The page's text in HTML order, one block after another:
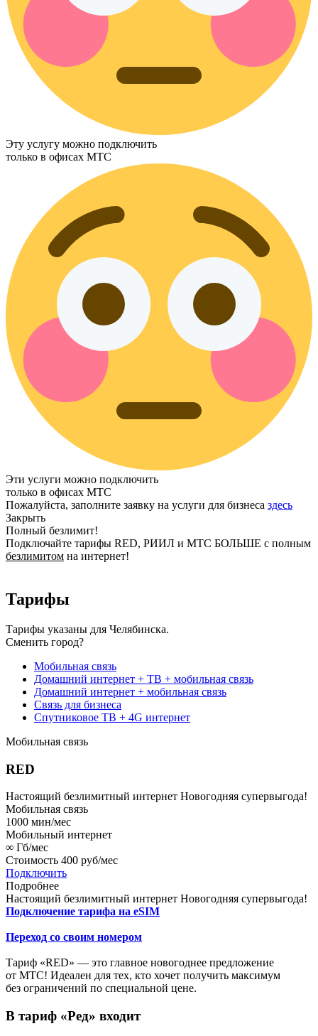
Эту услугу можно подключить
только в офисах МТС
Эти услуги можно подключить
только в офисах МТС
Пожалуйста, заполните заявку на услуги для бизнеса здесь
Закрыть
Полный безлимит!
Подключайте тарифы RED, РИИЛ и МТС БОЛЬШЕ с полным
безлимитом на интернет!
Тарифы
Тарифы указаны для Челябинска.
Сменить город?
Мобильная связь
Домашний интернет + ТВ + мобильная связь
Домашний интернет + мобильная связь
Связь для бизнеса
Спутниковое ТВ + 4G интернет
Мобильная связь
RED
Настоящий безлимитный интернет Новогодняя супервыгода!
Мобильная связь
1000 мин/мес
Мобильный интернет
∞ Гб/мес
Стоимость 400 руб/мес
Подключить
Подробнее
Настоящий безлимитный интернет Новогодняя супервыгода!
Подключение тарифа на eSIM
Переход со своим номером
Тариф «RED» — это главное новогоднее предложение
от МТС! Идеален для тех, кто хочет получить максимум
без ограничений по специальной цене.
В тариф «Ред» входит